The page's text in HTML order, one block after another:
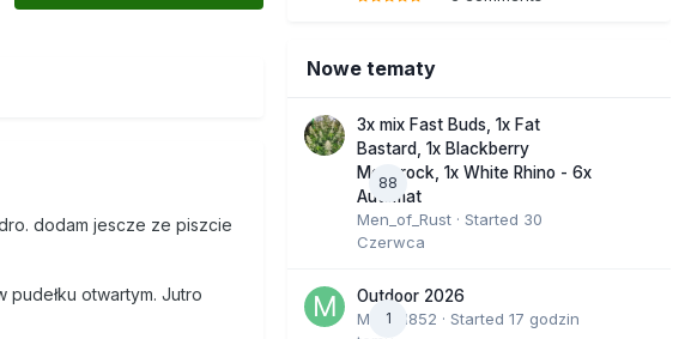
dodam jescze ze piszcie
pudełku otwartym. Jutro
Nowe tematy
88
3x mix Fast Buds, 1x Fat
Bastard, 1x Blackberry
Moonrock, 1x White Rhino - 6x
Automat
Men_of_Rust · Started 30
Czerwca
1
Outdoor 2026
Marcel852 · Started 17 godzin